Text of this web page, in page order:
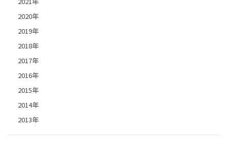
2020年
2019年
2018年
2017年
2016年
2015年
2014年
2013年